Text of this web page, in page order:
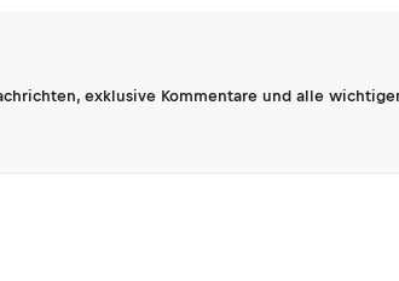
exklusive Kommentare und alle